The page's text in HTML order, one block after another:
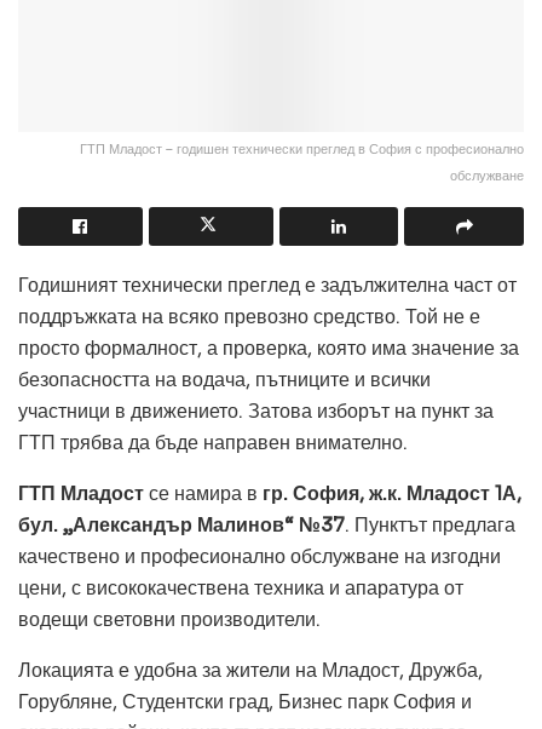
ГТП Младост – годишен технически преглед в София с професионално
обслужване
Годишният технически преглед е задължителна част от
поддръжката на всяко превозно средство. Той не е
просто формалност, а проверка, която има значение за
безопасността на водача, пътниците и всички
участници в движението. Затова изборът на пункт за
ГТП трябва да бъде направен внимателно.
ГТП Младостсе намира в гр. София, ж.к. Младост 1А,
бул. „Александър Малинов“ №37. Пунктът предлага
качествено и професионално обслужване на изгодни
цени, с висококачествена техника и апаратура от
водещи световни производители.
Локацията е удобна за жители на Младост, Дружба,
Горубляне, Студентски град, Бизнес парк София и